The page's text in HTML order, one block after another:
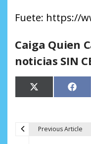
Fuete: https://
Caiga Quien
noticias SIN
Compartir
en
X
(Twitter) en
Previous Article